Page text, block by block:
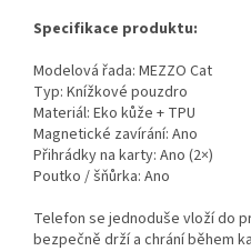
Specifikace produktu:
Modelová řada: MEZZO Cat
Typ: Knížkové pouzdro
Materiál: Eko kůže + TPU
Magnetické zavírání: Ano
Přihrádky na karty: Ano (2×)
Poutko / šňůrka: Ano
Telefon se jednoduše vloží do
bezpečně drží a chrání během